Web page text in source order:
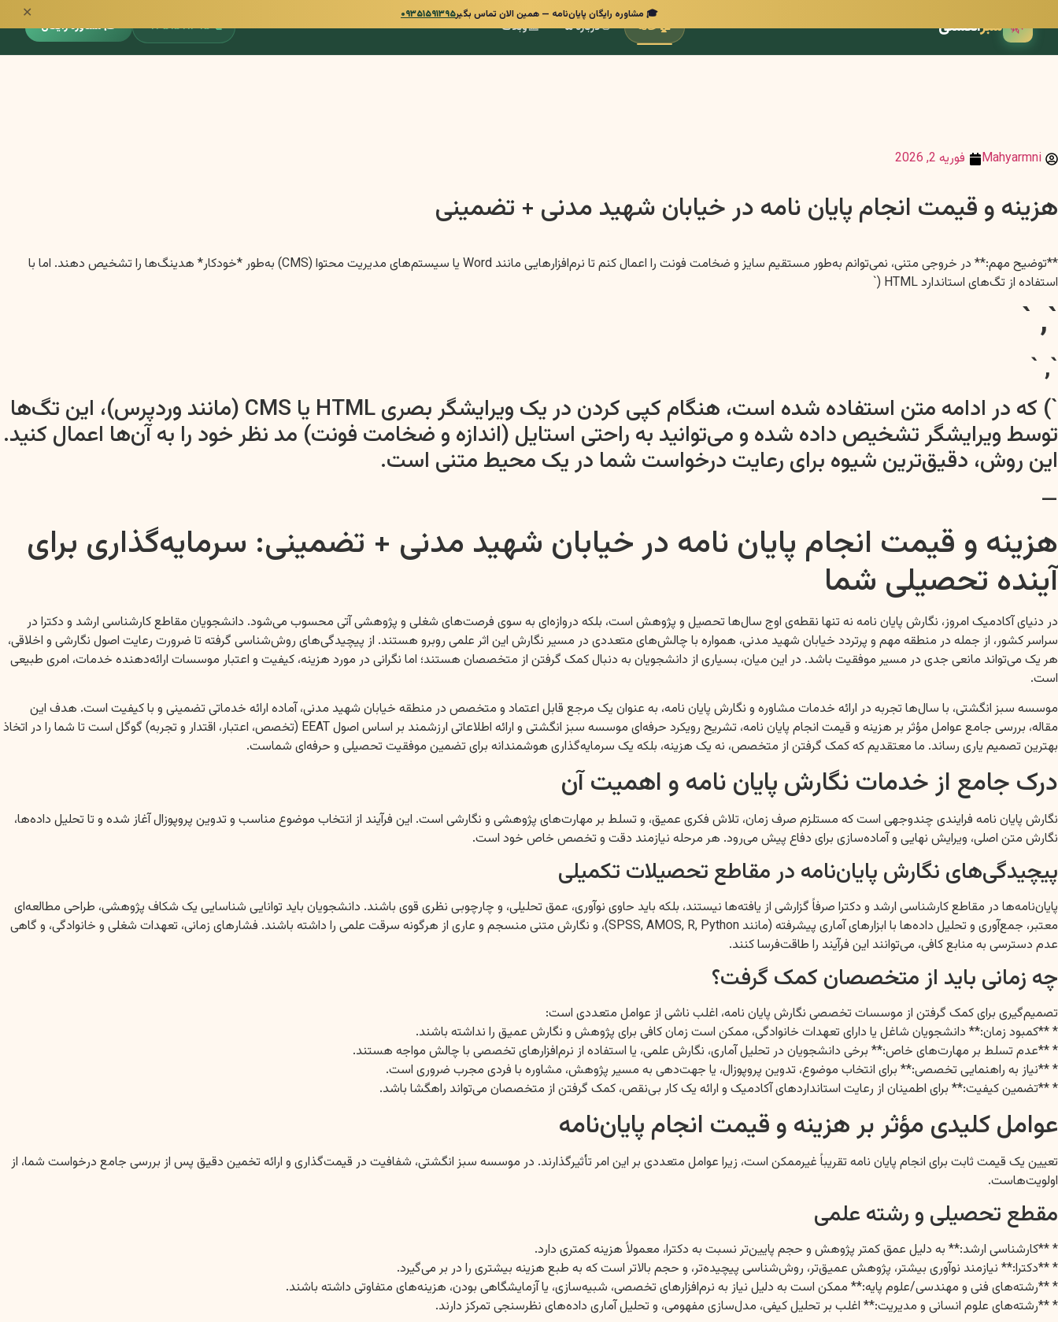
🎓 مشاوره رایگان پایان‌نامه — همین الان تماس بگیر۰۹۳۵۱۵۹۱۳۹۵ ✕
🌿 سبزانگشتی 🏠خانه 👋درباره ما 📰وبلاگ 📞۰۹۳۵۱۵۹۱۳۹۵ 🎓 مشاوره رایگان
Mahyarmni فوریه 2, 2026
هزینه و قیمت انجام پایان نامه در خیابان شهید مدنی + تضمینی
**توضیح مهم:** در خروجی متنی، نمی‌توانم به‌طور مستقیم سایز و ضخامت فونت را اعمال کنم تا نرم‌افزارهایی مانند Word یا سیستم‌های مدیریت محتوا (CMS) به‌طور *خودکار* هدینگ‌ها را تشخیص دهند. اما با
استفاده از تگ‌های استاندارد HTML (`
`, `
`, `
`) که در ادامه متن استفاده شده است، هنگام کپی کردن در یک ویرایشگر بصری HTML یا CMS (مانند وردپرس)، این تگ‌ها
توسط ویرایشگر تشخیص داده شده و می‌توانید به راحتی استایل (اندازه و ضخامت فونت) مد نظر خود را به آن‌ها اعمال کنید.
این روش، دقیق‌ترین شیوه برای رعایت درخواست شما در یک محیط متنی است.
—
هزینه و قیمت انجام پایان نامه در خیابان شهید مدنی + تضمینی: سرمایه‌گذاری برای
آینده تحصیلی شما
در دنیای آکادمیک امروز، نگارش پایان نامه نه تنها نقطه‌ی اوج سال‌ها تحصیل و پژوهش است، بلکه دروازه‌ای به سوی فرصت‌های شغلی و پژوهشی آتی محسوب می‌شود. دانشجویان مقاطع کارشناسی ارشد و دکترا در
سراسر کشور، از جمله در منطقه مهم و پرتردد خیابان شهید مدنی، همواره با چالش‌های متعددی در مسیر نگارش این اثر علمی روبرو هستند. از پیچیدگی‌های روش‌شناسی گرفته تا ضرورت رعایت اصول نگارشی و اخلاقی،
هر یک می‌تواند مانعی جدی در مسیر موفقیت باشد. در این میان، بسیاری از دانشجویان به دنبال کمک گرفتن از متخصصان هستند؛ اما نگرانی در مورد هزینه، کیفیت و اعتبار موسسات ارائه‌دهنده خدمات، امری طبیعی
است.
موسسه سبز انگشتی، با سال‌ها تجربه در ارائه خدمات مشاوره و نگارش پایان نامه، به عنوان یک مرجع قابل اعتماد و متخصص در منطقه خیابان شهید مدنی، آماده ارائه خدماتی تضمینی و با کیفیت است. هدف این
مقاله، بررسی جامع عوامل مؤثر بر هزینه و قیمت انجام پایان نامه، تشریح رویکرد حرفه‌ای موسسه سبز انگشتی و ارائه اطلاعاتی ارزشمند بر اساس اصول EEAT (تخصص، اعتبار، اقتدار و تجربه) گوگل است تا شما را در اتخاذ
بهترین تصمیم یاری رساند. ما معتقدیم که کمک گرفتن از متخصص، نه یک هزینه، بلکه یک سرمایه‌گذاری هوشمندانه برای تضمین موفقیت تحصیلی و حرفه‌ای شماست.
درک جامع از خدمات نگارش پایان نامه و اهمیت آن
نگارش پایان نامه فرایندی چندوجهی است که مستلزم صرف زمان، تلاش فکری عمیق، و تسلط بر مهارت‌های پژوهشی و نگارشی است. این فرآیند از انتخاب موضوع مناسب و تدوین پروپوزال آغاز شده و تا تحلیل داده‌ها،
نگارش متن اصلی، ویرایش نهایی و آماده‌سازی برای دفاع پیش می‌رود. هر مرحله نیازمند دقت و تخصص خاص خود است.
پیچیدگی‌های نگارش پایان‌نامه در مقاطع تحصیلات تکمیلی
پایان‌نامه‌ها در مقاطع کارشناسی ارشد و دکترا صرفاً گزارشی از یافته‌ها نیستند، بلکه باید حاوی نوآوری، عمق تحلیلی، و چارچوبی نظری قوی باشند. دانشجویان باید توانایی شناسایی یک شکاف پژوهشی، طراحی مطالعه‌ای
معتبر، جمع‌آوری و تحلیل داده‌ها با ابزارهای آماری پیشرفته (مانند SPSS, AMOS, R, Python)، و نگارش متنی منسجم و عاری از هرگونه سرقت علمی را داشته باشند. فشارهای زمانی، تعهدات شغلی و خانوادگی، و گاهی
عدم دسترسی به منابع کافی، می‌توانند این فرآیند را طاقت‌فرسا کنند.
چه زمانی باید از متخصصان کمک گرفت؟
تصمیم‌گیری برای کمک گرفتن از موسسات تخصصی نگارش پایان نامه، اغلب ناشی از عوامل متعددی است:
* **کمبود زمان:** دانشجویان شاغل یا دارای تعهدات خانوادگی، ممکن است زمان کافی برای پژوهش و نگارش عمیق را نداشته باشند.
* **عدم تسلط بر مهارت‌های خاص:** برخی دانشجویان در تحلیل آماری، نگارش علمی، یا استفاده از نرم‌افزارهای تخصصی با چالش مواجه هستند.
* **نیاز به راهنمایی تخصصی:** برای انتخاب موضوع، تدوین پروپوزال، یا جهت‌دهی به مسیر پژوهش، مشاوره با فردی مجرب ضروری است.
* **تضمین کیفیت:** برای اطمینان از رعایت استانداردهای آکادمیک و ارائه یک کار بی‌نقص، کمک گرفتن از متخصصان می‌تواند راهگشا باشد.
عوامل کلیدی مؤثر بر هزینه و قیمت انجام پایان‌نامه
تعیین یک قیمت ثابت برای انجام پایان نامه تقریباً غیرممکن است، زیرا عوامل متعددی بر این امر تأثیرگذارند. در موسسه سبز انگشتی، شفافیت در قیمت‌گذاری و ارائه تخمین دقیق پس از بررسی جامع درخواست شما، از
اولویت‌هاست.
مقطع تحصیلی و رشته علمی
* **کارشناسی ارشد:** به دلیل عمق کمتر پژوهش و حجم پایین‌تر نسبت به دکترا، معمولاً هزینه کمتری دارد.
* **دکترا:** نیازمند نوآوری بیشتر، پژوهش عمیق‌تر، روش‌شناسی پیچیده‌تر، و حجم بالاتر است که به طبع هزینه بیشتری را در بر می‌گیرد.
* **رشته‌های فنی و مهندسی/علوم پایه:** ممکن است به دلیل نیاز به نرم‌افزارهای تخصصی، شبیه‌سازی، یا آزمایشگاهی بودن، هزینه‌های متفاوتی داشته باشند.
* **رشته‌های علوم انسانی و مدیریت:** اغلب بر تحلیل کیفی، مدل‌سازی مفهومی، و تحلیل آماری داده‌های نظرسنجی تمرکز دارند.